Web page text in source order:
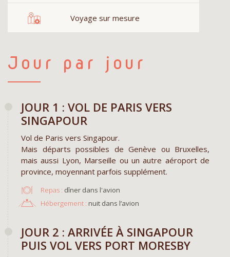
Voyage sur mesure
Jour par jour
JOUR 1 : VOL DE PARIS VERS
SINGAPOUR
Vol de Paris vers Singapour.
Mais départs possibles de Genève ou Bruxelles,
mais aussi Lyon, Marseille ou un autre aéroport de
province, moyennant parfois supplément.
Repas : dîner dans l'avion
Hébergement : nuit dans l’avion
JOUR 2 : ARRIVÉE À SINGAPOUR
PUIS VOL VERS PORT MORESBY